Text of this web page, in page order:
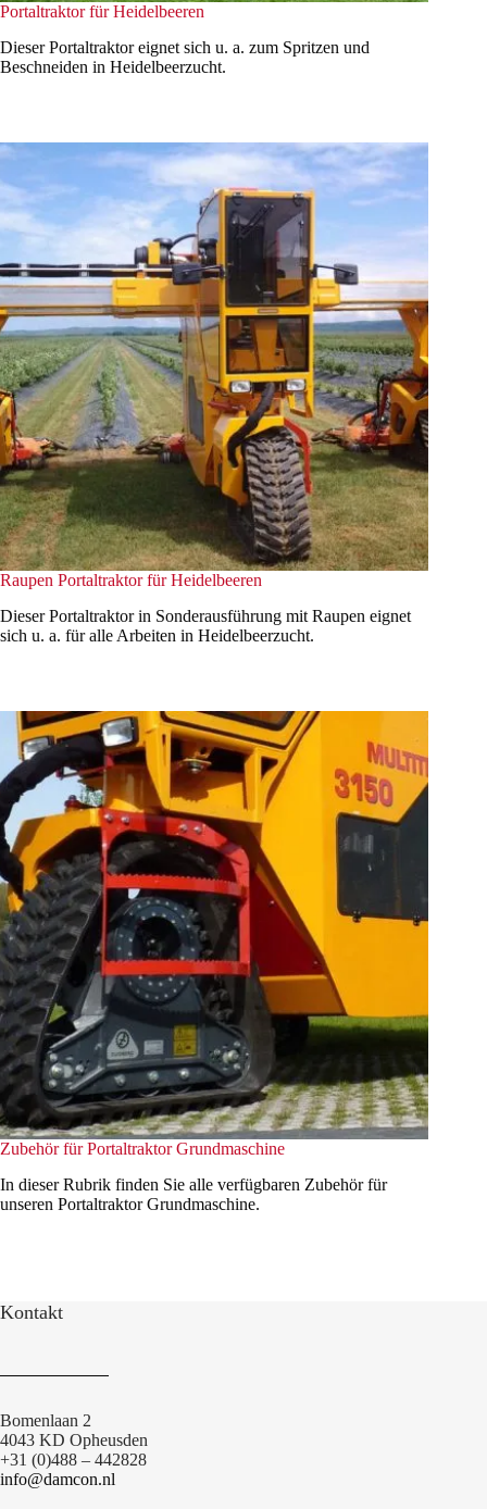
Portaltraktor für Heidelbeeren
Dieser Portaltraktor eignet sich u. a. zum Spritzen und
Beschneiden in Heidelbeerzucht.
Raupen Portaltraktor für Heidelbeeren
Dieser Portaltraktor in Sonderausführung mit Raupen eignet
sich u. a. für alle Arbeiten in Heidelbeerzucht.
Zubehör für Portaltraktor Grundmaschine
In dieser Rubrik finden Sie alle verfügbaren Zubehör für
unseren Portaltraktor Grundmaschine.
Kontakt
Bomenlaan 2
4043 KD Opheusden
+31 (0)488 – 442828
info@damcon.nl